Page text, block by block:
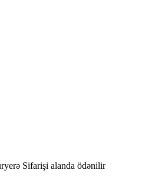
Sifarişi alanda ödənilir